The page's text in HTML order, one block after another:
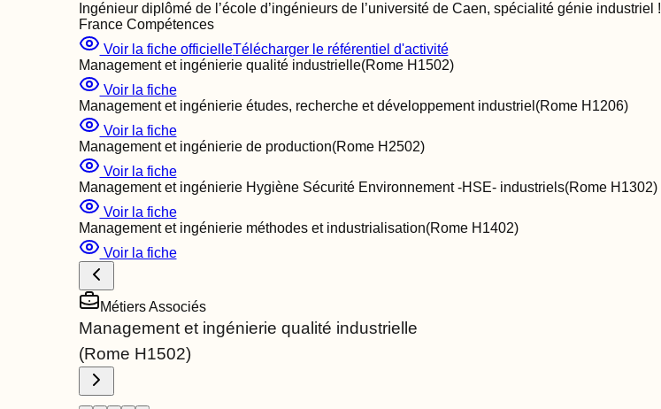
Ingénieur diplômé de l’école d’ingénieurs de l’université de Caen, spécialité génie industriel !
France Compétences
Voir la fiche officielleTélécharger le référentiel d'activité
Management et ingénierie qualité industrielle(Rome H1502)
Voir la fiche
Management et ingénierie études, recherche et développement industriel (Rome H1206)
Voir la fiche
Management et ingénierie de production(Rome H2502)
Voir la fiche
Management et ingénierie Hygiène Sécurité Environnement -HSE- industriels(Rome H1302)
Voir la fiche
Management et ingénierie méthodes et industrialisation(Rome H1402)
Voir la fiche
Métiers Associés
Management et ingénierie qualité industrielle
(Rome H1502)